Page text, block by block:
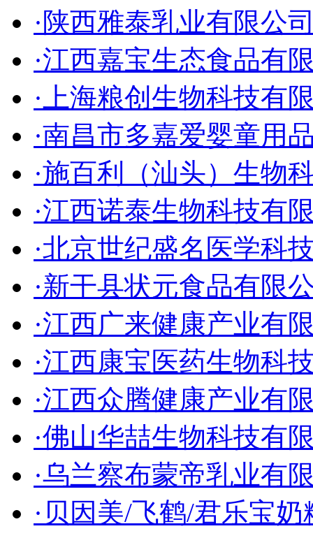
·陕西雅泰乳业有限公
·江西嘉宝生态食品有
·上海粮创生物科技有
·南昌市多嘉爱婴童用
·施百利（汕头）生物
·江西诺泰生物科技有
·北京世纪盛名医学科
·新干县状元食品有限
·江西广来健康产业有
·江西康宝医药生物科
·江西众腾健康产业有
·佛山华喆生物科技有
·乌兰察布蒙帝乳业有
·贝因美/飞鹤/君乐宝